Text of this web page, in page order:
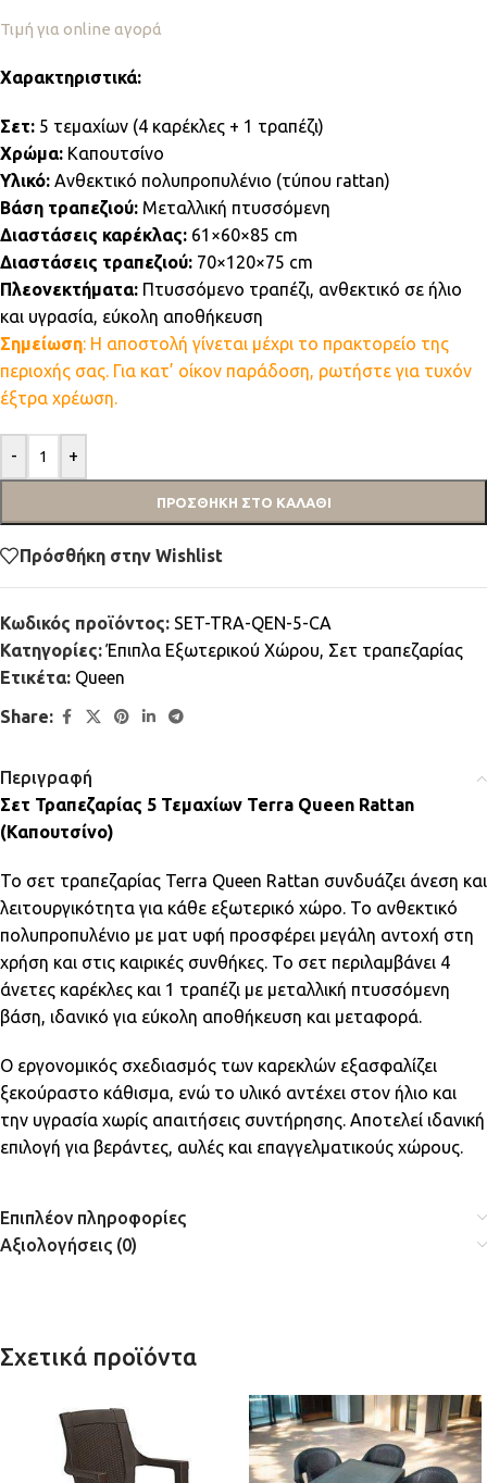
Τιμή για online αγορά
Χαρακτηριστικά:
Σετ: 5 τεμαχίων (4 καρέκλες + 1 τραπέζι)
Χρώμα: Καπουτσίνο
Υλικό: Ανθεκτικό πολυπροπυλένιο (τύπου rattan)
Βάση τραπεζιού: Μεταλλική πτυσσόμενη
Διαστάσεις καρέκλας: 61×60×85 cm
Διαστάσεις τραπεζιού: 70×120×75 cm
Πλεονεκτήματα: Πτυσσόμενο τραπέζι, ανθεκτικό σε ήλιο
και υγρασία, εύκολη αποθήκευση
Σημείωση: Η αποστολή γίνεται μέχρι το πρακτορείο της
περιοχής σας. Για κατ’ οίκον παράδοση, ρωτήστε για τυχόν
έξτρα χρέωση.
- +
ΠΡΟΣΘΉΚΗ ΣΤΟ ΚΑΛΆΘΙ
Πρόσθήκη στην Wishlist
Κωδικός προϊόντος: SET-TRA-QEN-5-CA
Κατηγορίες: Έπιπλα Εξωτερικού Χώρου, Σετ τραπεζαρίας
Ετικέτα: Queen
Share:
Περιγραφή
Σετ Τραπεζαρίας 5 Τεμαχίων Terra Queen Rattan
(Καπουτσίνο)
Το σετ τραπεζαρίας Terra Queen Rattan συνδυάζει άνεση και
λειτουργικότητα για κάθε εξωτερικό χώρο. Το ανθεκτικό
πολυπροπυλένιο με ματ υφή προσφέρει μεγάλη αντοχή στη
χρήση και στις καιρικές συνθήκες. Το σετ περιλαμβάνει 4
άνετες καρέκλες και 1 τραπέζι με μεταλλική πτυσσόμενη
βάση, ιδανικό για εύκολη αποθήκευση και μεταφορά.
Ο εργονομικός σχεδιασμός των καρεκλών εξασφαλίζει
ξεκούραστο κάθισμα, ενώ το υλικό αντέχει στον ήλιο και
την υγρασία χωρίς απαιτήσεις συντήρησης. Αποτελεί ιδανική
επιλογή για βεράντες, αυλές και επαγγελματικούς χώρους.
Επιπλέον πληροφορίες
Αξιολογήσεις (0)
Σχετικά προϊόντα